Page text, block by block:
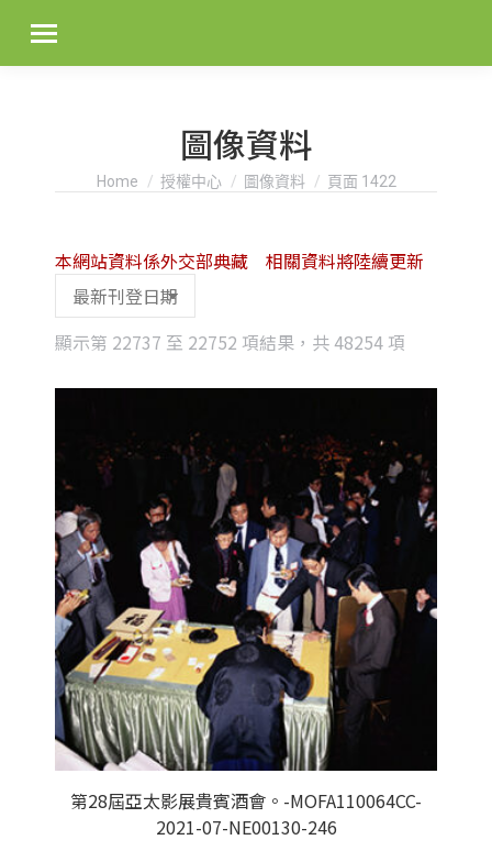
圖像資料
You are here:
Home 授權中心 圖像資料 頁面 1422
顯示第 22737 至 22752 項結果，共 48254 項
latest
本網站資料係外交部典藏 相關資料將陸續更新
第28屆亞太影展貴賓酒會。-MOFA110064CC-
2021-07-NE00130-246